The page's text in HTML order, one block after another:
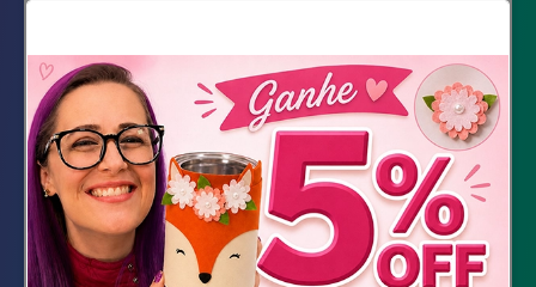
Material Necessário
Papel branco
Canetinhas ou marcadores coloridos
Tesoura
Cola